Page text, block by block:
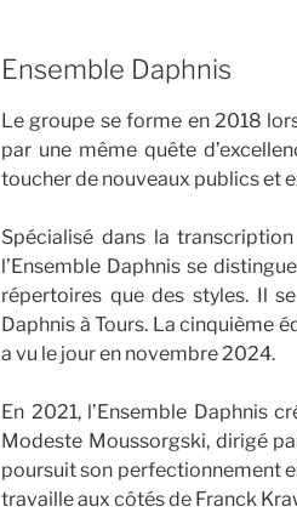
Ensemble Daphnis
Le groupe se forme en 2018
par une même quête
toucher de nouveaux publics et
Spécialisé dans la
l’Ensemble Daphnis se
répertoires que des styles. Il
Daphnis à Tours. La cinquième
a vu le jour en novembre 2024.
En 2021, l’Ensemble Daphnis
Modeste Moussorgski, dirigé
poursuit son perfectionnement
travaille aux côtés de Franck